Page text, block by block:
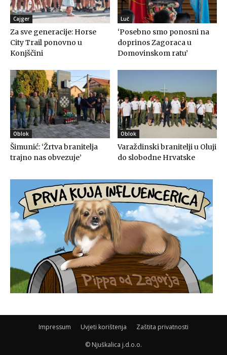
Cajger
Za sve generacije: Horse
City Trail ponovno u
Konjščini
Luč
‘Posebno smo ponosni na
doprinos Zagoraca u
Domovinskom ratu’
Oblok
Šimunić: ‘Žrtva branitelja
trajno nas obvezuje’
Oblok
Varaždinski branitelji u Oluji
do slobodne Hrvatske
Impressum Uvjeti korištenja Zaštita privatnosti
© Njuškalica j.d.o.o.